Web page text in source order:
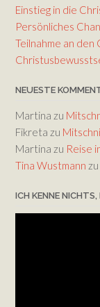
Einstieg in die
Persönliches
Teilnahme an
NEUESTE
Martina zu
Fikreta zu
Martina zu Reise
Tina Wustmann zu
ICH KENNE